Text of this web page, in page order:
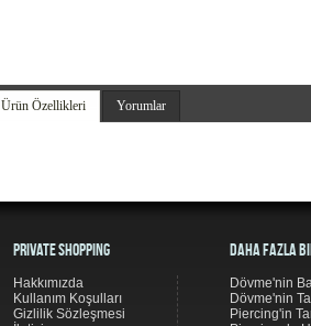
Ürün Özellikleri Yorumlar
Private Shopping
Hakkımızda
Kullanım Koşulları
Gizlilik Sözleşmesi
Daha Fazla
Dövme'nin
Dövme'nin
Piercing'in